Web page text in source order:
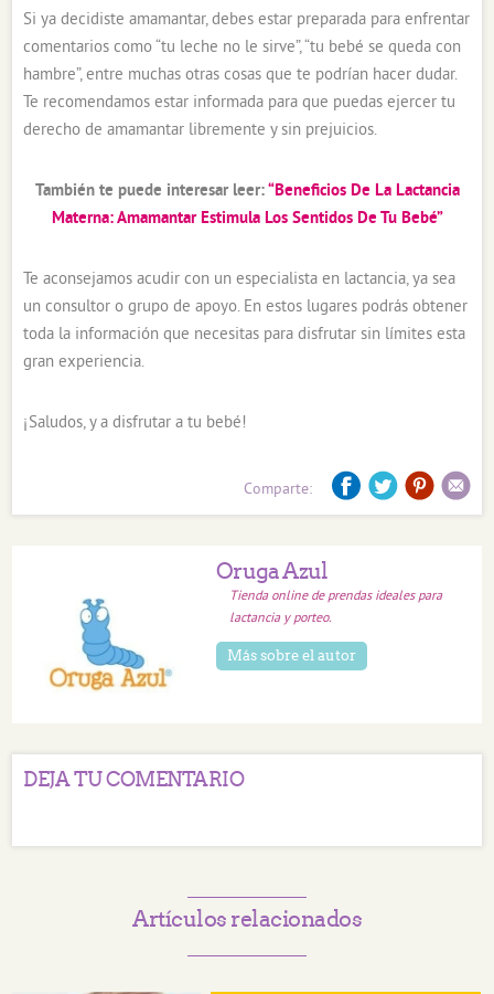
Si ya decidiste amamantar, debes estar preparada para enfrentar
comentarios como “tu leche no le sirve”, “tu bebé se queda con
hambre”, entre muchas otras cosas que te podrían hacer dudar.
Te recomendamos estar informada para que puedas ejercer tu
derecho de amamantar libremente y sin prejuicios.
También te puede interesar leer:“Beneficios De La Lactancia
Materna: Amamantar Estimula Los Sentidos De Tu Bebé”
Te aconsejamos acudir con un especialista en lactancia, ya sea
un consultor o grupo de apoyo. En estos lugares podrás obtener
toda la información que necesitas para disfrutar sin límites esta
gran experiencia.
¡Saludos, y a disfrutar a tu bebé!
Comparte:
Oruga Azul
Tienda online de prendas ideales para
lactancia y porteo.
Más sobre el autor
DEJA TU COMENTARIO
Artículos relacionados